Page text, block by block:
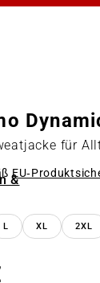
&
für
L XL 2XL